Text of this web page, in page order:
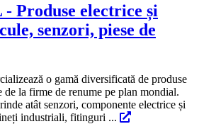
Produse electrice și
senzori, piese de
o gamă diversificată de produse
de la firme de renume pe plan mondial.
atât senzori, componente electrice și
industriali, fitinguri ...